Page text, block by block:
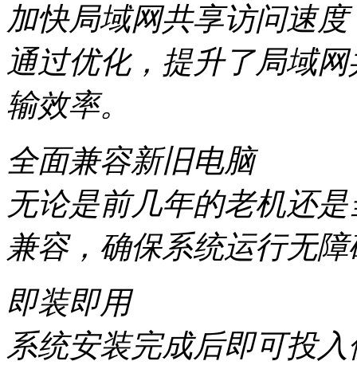
加快局域网共享访问速度
通过优化，提升了局域
输效率。
全面兼容新旧电脑
无论是前几年的老机还
兼容，确保系统运行无障
即装即用
系统安装完成后即可投